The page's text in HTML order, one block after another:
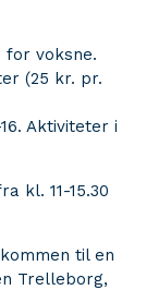
for voksne.
(25 kr. pr.
Aktiviteter i
kl. 11-15.30
til en
Trelleborg,